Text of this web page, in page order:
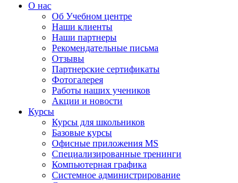
О нас
Об Учебном центре
Наши клиенты
Наши партнеры
Рекомендательные письма
Отзывы
Партнерские сертификаты
Фотогалерея
Работы наших учеников
Акции и новости
Курсы
Курсы для школьников
Базовые курсы
Офисные приложения MS
Специализированные тренинги
Компьютерная графика
Системное администрирование